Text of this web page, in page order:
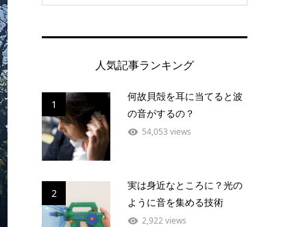
人気記事ランキング
1
何故貝殻を耳に当てると波
の音がするの？
54,053 views
2
実は身近なところに？光の
ように音を集める技術
2,922 views